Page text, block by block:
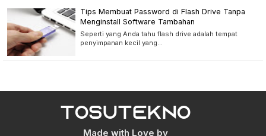
Tips Membuat Password di Flash Drive Tanpa
Menginstall Software Tambahan
Seperti yang Anda tahu flash drive adalah tempat
penyimpanan kecil yang…
Made with Love by